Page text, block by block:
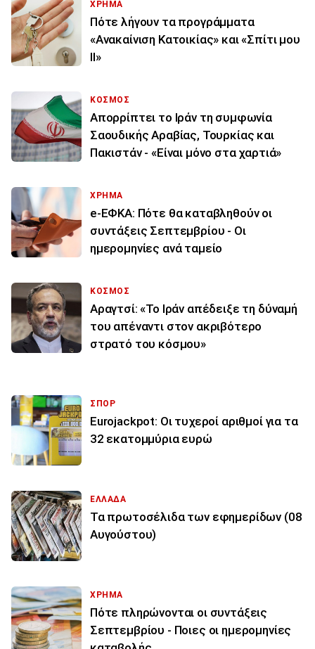
ΧΡΗΜΑ
Πότε λήγουν τα προγράμματα
«Ανακαίνιση Κατοικίας» και «Σπίτι μου
ΙΙ»
ΚΟΣΜΟΣ
Απορρίπτει το Ιράν τη συμφωνία
Σαουδικής Αραβίας, Τουρκίας και
Πακιστάν - «Είναι μόνο στα χαρτιά»
ΧΡΗΜΑ
e-ΕΦΚΑ: Πότε θα καταβληθούν οι
συντάξεις Σεπτεμβρίου - Οι
ημερομηνίες ανά ταμείο
ΚΟΣΜΟΣ
Αραγτσί: «Το Ιράν απέδειξε τη δύναμή
του απέναντι στον ακριβότερο
στρατό του κόσμου»
ΣΠΟΡ
Eurojackpot: Οι τυχεροί αριθμοί για τα
32 εκατoμμύρια ευρώ
ΕΛΛΑΔΑ
Τα πρωτοσέλιδα των εφημερίδων (08
Αυγούστου)
ΧΡΗΜΑ
Πότε πληρώνονται οι συντάξεις
Σεπτεμβρίου - Ποιες οι ημερομηνίες